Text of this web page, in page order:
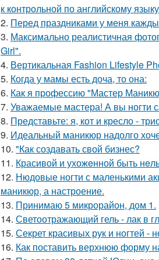
к контрольной по английскому
2. Перед праздниками у меня
3. Максимально реалистичная
Girl".
4. Вертикальная Fashion Lifestyle
5. Когда у мамы есть доча, то она:
6. Как я профессию "Мастер
7. Уважаемые мастера! А вы ногти
8. Представьте: я, кот и кресло -
9. Идеальный маникюр надолго
10. "Как создавать свой бизнес?
11. Красивой и ухожeнной быть
12. Нюдовые ногти с маленькими
маникюр, а настроение.
13. Принимаю 5 микрорайон, дом 1.
14. Светоотражающий гель - лак в
15. Секрет красивых рук и ногтей -
16. Как поставить верхнюю форму